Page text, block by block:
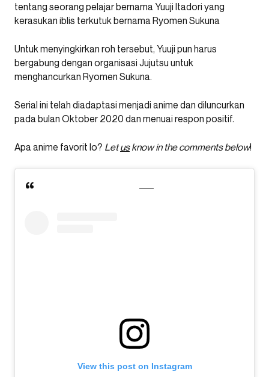
tentang seorang pelajar bernama Yuuji Itadori yang
kerasukan iblis terkutuk bernama Ryomen Sukuna
Untuk menyingkirkan roh tersebut, Yuuji pun harus
bergabung dengan organisasi Jujutsu untuk
menghancurkan Ryomen Sukuna.
Serial ini telah diadaptasi menjadi anime dan diluncurkan
pada bulan Oktober 2020 dan menuai respon positif.
Apa anime favorit lo? Letusknow in the comments below!
View this post on Instagram